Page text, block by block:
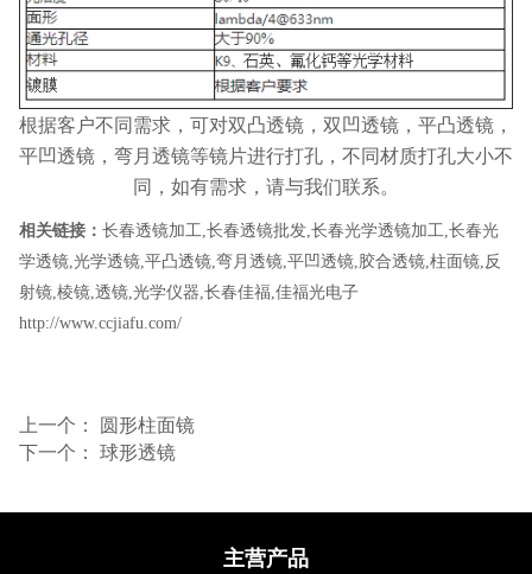
根据客户不同需求，可对双凸透镜，双凹透镜，平凸透镜，
平凹透镜，弯月透镜等镜片进行打孔，不同材质打孔大小不
同，如有需求，请与我们联系。
相关链接： 长春透镜加工,长春透镜批发,长春光学透镜加工,长春光
学透镜,光学透镜,平凸透镜,弯月透镜,平凹透镜,胶合透镜,柱面镜,反
射镜,棱镜,透镜,光学仪器,长春佳福,佳福光电子
http://www.ccjiafu.com/
上一个： 圆形柱面镜
下一个： 球形透镜
主营产品